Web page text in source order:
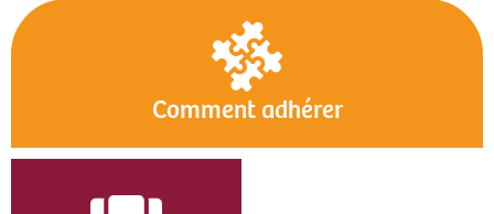
Comment adhérer